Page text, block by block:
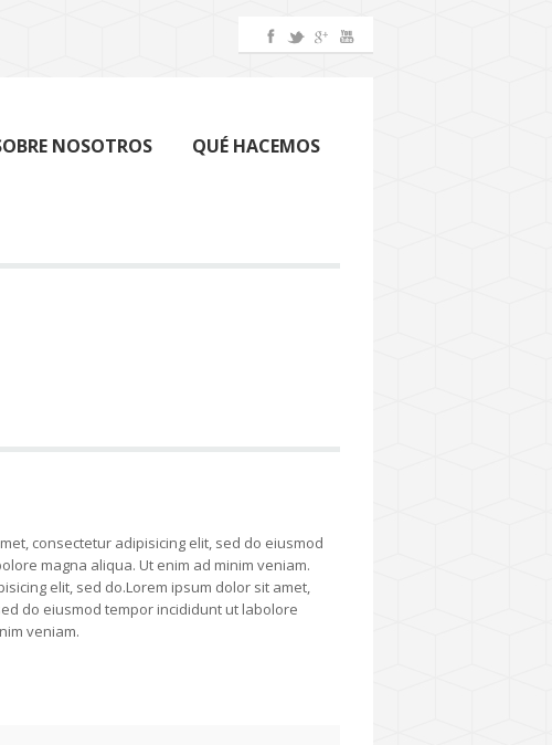
NOSOTROS QUÉ HACEMOS
consectetur adipisicing elit, sed do eiusmod
magna aliqua. Ut enim ad minim veniam.
elit, sed do.Lorem ipsum dolor sit amet,
do eiusmod tempor incididunt ut labolore
veniam.